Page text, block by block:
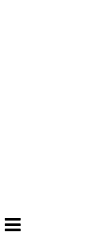
Veksle
navigasjon